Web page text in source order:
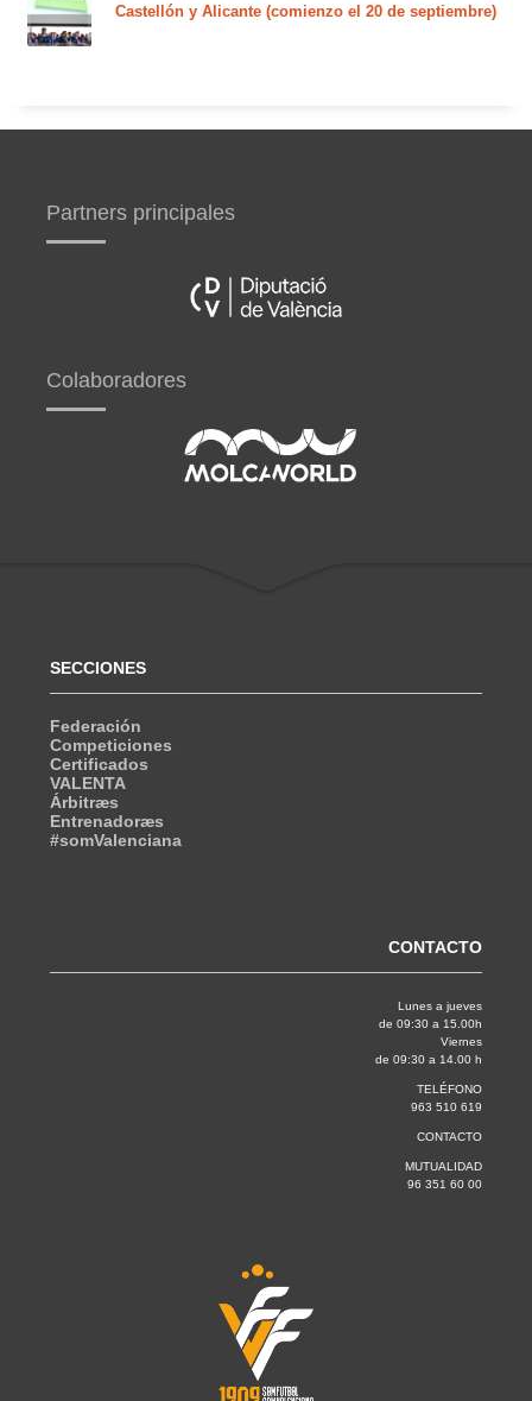
Castellón y Alicante (comienzo el 20 de septiembre)
Partners principales
Colaboradores
SECCIONES
Federación
Competiciones
Certificados
VALENTA
Árbitræs
Entrenadoræs
#somValenciana
CONTACTO
Lunes a jueves
de 09:30 a 15.00h
Viernes
de 09:30 a 14.00 h
TELÉFONO
963 510 619
CONTACTO
MUTUALIDAD
96 351 60 00